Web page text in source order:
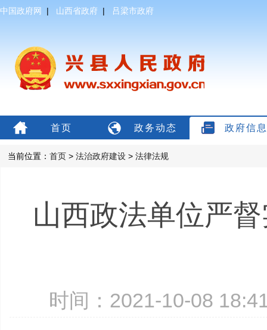
中国政府网 | 山西省政府 | 吕梁市政府
首页 政务动态 政府信
当前位置： 首页 > 法治政府建设 > 法律法规
山西政法单位严
时间：2021-10-08